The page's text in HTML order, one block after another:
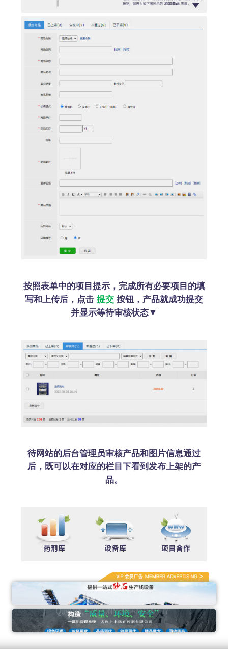
按照表单中的项目提示，完成所有必要项目的填
写和上传后，点击 提交 按钮，产品就成功提交
并显示等待审核状态▼
待网站的后台管理员审核产品和图片信息通过
后，既可以在对应的栏目下看到发布上架的产
品。